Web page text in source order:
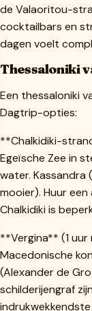
de Valaoritou-
cocktailbars en
dagen voelt
Thessaloniki
Een thessaloniki
Dagtrip-opties:
**Chalkidiki-
Egeïsche Zee in
water. Kassandra
mooier). Huur
Chalkidiki is
**Vergina** (1 uur
Macedonische
(Alexander de
schilderijengraf